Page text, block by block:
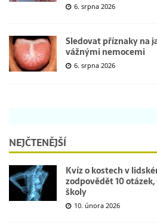
6. srpna 2026
Sledovat příznaky na
vážnými nemocemi
6. srpna 2026
NEJČTENĚJŠÍ
Kvíz o kostech v
zodpovědět 10
školy
10. února 2026